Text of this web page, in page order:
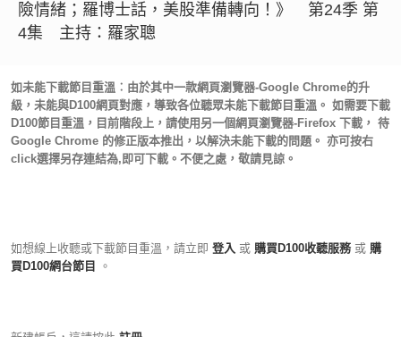
險情緒；羅博士話，美股準備轉向！》 第24季 第
4集 主持：羅家聰
如未能下載節目重溫︰由於其中一款網頁瀏覽器-Google Chrome的升
級，未能與D100網頁對應，導致各位聽眾未能下載節目重溫。 如需要下載
D100節目重溫，目前階段上，請使用另一個網頁瀏覽器-Firefox 下載， 待
Google Chrome 的修正版本推出，以解決未能下載的問題。 亦可按右
click選擇另存連結為,即可下載。不便之處，敬請見諒。
如想線上收聽或下載節目重溫，請立即 登入 或 購買D100收聽服務 或 購
買D100網台節目
。